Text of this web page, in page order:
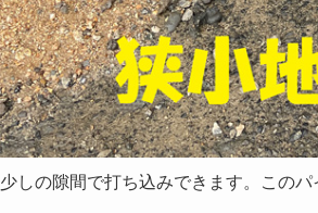
少しの隙間で打ち込みできます。この